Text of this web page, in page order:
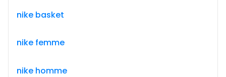
nike basket
nike femme
nike homme